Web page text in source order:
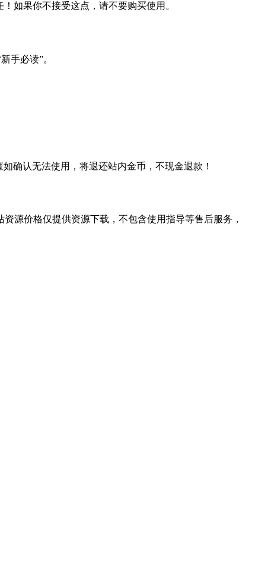
如果你不接受这点，请不要购买使用。
手必读”。
确认无法使用，将退还站内金币，不现金退款！
源价格仅提供资源下载，不包含使用指导等售后服务，